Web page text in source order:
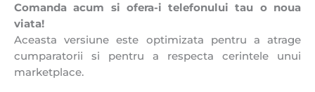
Comanda acum si ofera-i telefonului tau o noua
viata!
Aceasta versiune este optimizata pentru a atrage
cumparatorii si pentru a respecta cerintele unui
marketplace.